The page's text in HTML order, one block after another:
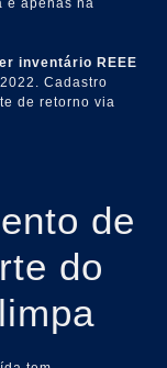
inventário REEE
Cadastro
de retorno via
de
do